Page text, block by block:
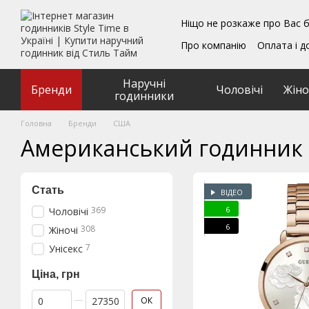
Перейти до основного контенту
Ніщо не розкаже про Вас
Про компанію
Оплата і
Угода користувача
Бренди
Наручні
годинники
Чоловічі
Головна Бренди США
Американський годинник
ВІДЕО
6
6
Стать
Чоловічі 369
Жіночі 308
Унісекс 7
Ціна, грн
Від Ціна, грн
До Ціна, грн ОК